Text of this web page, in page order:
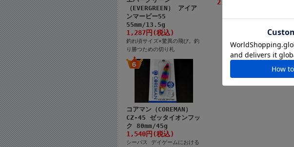
（EVERGREEN） アイア
ンマービー55
55mm/13.5g
1,287円(税込)
釣れ頃サイズ×驚異の飛び。釣
り勝つための切り札
コアマン（COREMAN）
CZ-45 ゼッタイオンフッ
ク 80mm/45g
1,540円(税込)
シーバス デイゲームにおける
2,079円(税込)